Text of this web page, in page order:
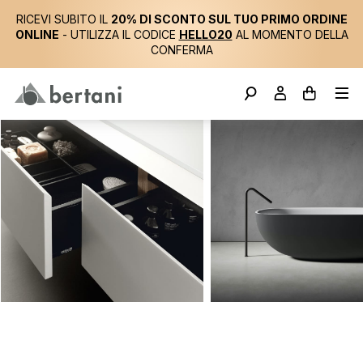
RICEVI SUBITO IL 20% DI SCONTO SUL TUO PRIMO ORDINE
ONLINE - UTILIZZA IL CODICE HELLO20 AL MOMENTO DELLA
CONFERMA